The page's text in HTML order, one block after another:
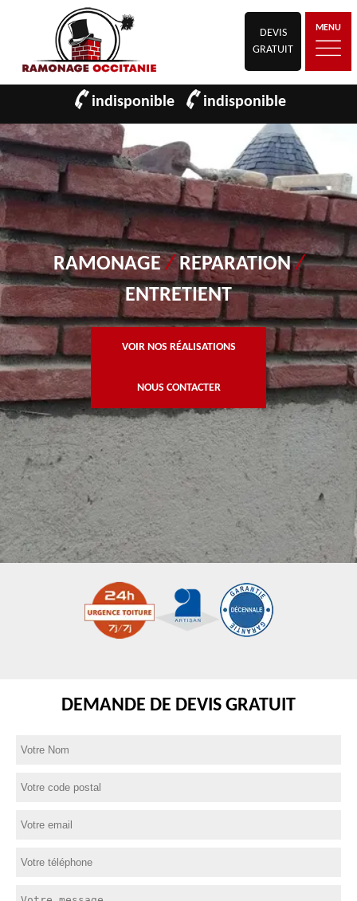
DEVIS
GRATUIT
MENU
indisponible indisponible
RAMONAGE/REPARATION/
ENTRETIENT
VOIR NOS RÉALISATIONS
NOUS CONTACTER
DEMANDE DE DEVIS GRATUIT